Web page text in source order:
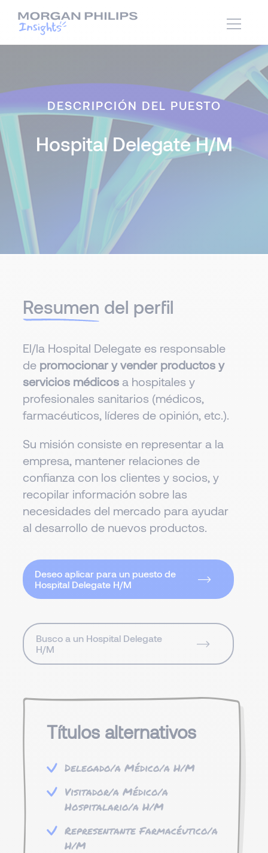
DESCRIPCIÓN DEL PUESTO
Hospital Delegate H/M
Resumen del perfil
El/la Hospital Delegate es responsable
de promocionar y vender productos y
servicios médicosa hospitales y
profesionales sanitarios (médicos,
farmacéuticos, líderes de opinión, etc.).
Su misión consiste en representar a la
empresa, mantener relaciones de
confianza con los clientes y socios, y
recopilar información sobre las
necesidades del mercado para ayudar
al desarrollo de nuevos productos.
Deseo aplicar para un puesto de
Hospital Delegate H/M
Busco a un Hospital Delegate
H/M
Títulos alternativos
Delegado/a Médico/a H/M
Visitador/a Médico/a
Hospitalario/a H/M
Representante Farmacéutico/a
H/M